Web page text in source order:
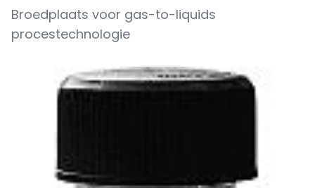
Broedplaats voor gas-to-liquids
procestechnologie